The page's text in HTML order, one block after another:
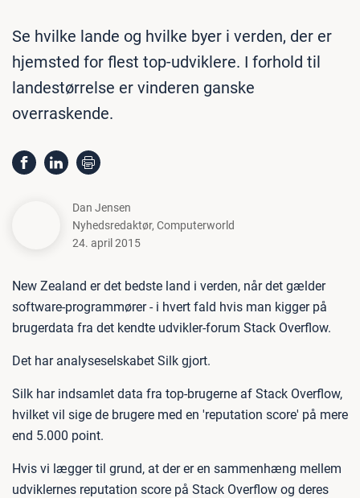
Se hvilke lande og hvilke byer i verden, der er
hjemsted for flest top-udviklere. I forhold til
landestørrelse er vinderen ganske
overraskende.
Dan Jensen
Nyhedsredaktør, Computerworld
24. april 2015
New Zealand er det bedste land i verden, når det gælder
software-programmører - i hvert fald hvis man kigger på
brugerdata fra det kendte udvikler-forum Stack Overflow.
Det har analyseselskabet Silk gjort.
Silk har indsamlet data fra top-brugerne af Stack Overflow,
hvilket vil sige de brugere med en 'reputation score' på mere
end 5.000 point.
Hvis vi lægger til grund, at der er en sammenhæng mellem
udviklernes reputation score på Stack Overflow og deres